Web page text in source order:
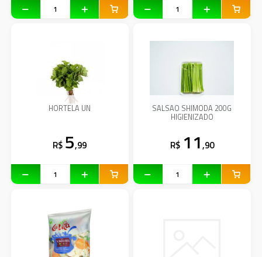
HORTELA UN
R$ 5,99
SALSAO SHIMODA 200G
HIGIENIZADO
R$ 11,90